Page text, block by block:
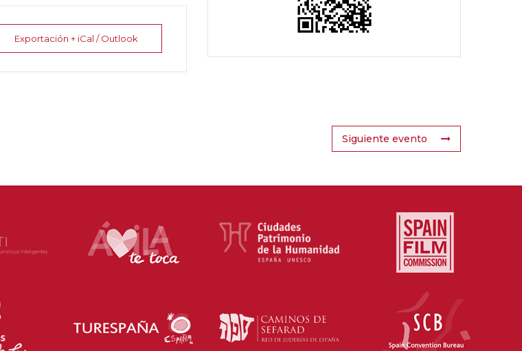
Exportación + iCal / Outlook
Siguiente evento